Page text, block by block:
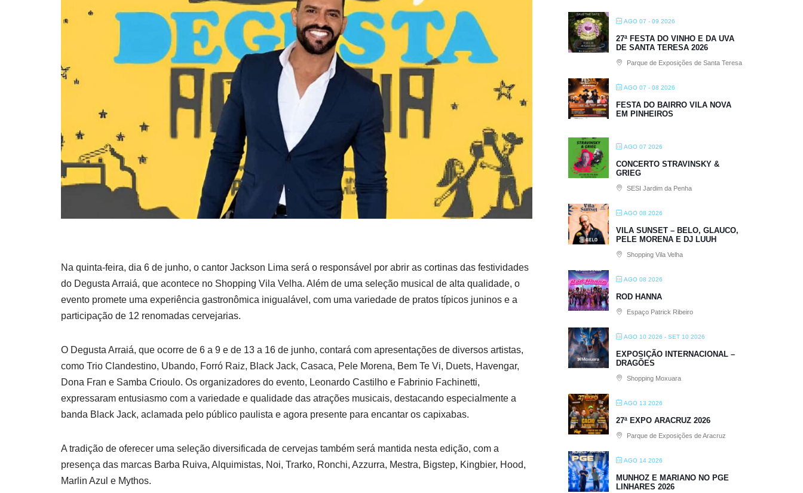
Na quinta-feira, dia 6 de junho, o cantor Jackson Lima será o responsável por abrir as cortinas das festividades
do Degusta Arraiá, que acontece no Shopping Vila Velha. Além de uma seleção musical de alta qualidade, o
evento promete uma experiência gastronômica inigualável, com uma variedade de pratos típicos juninos e a
participação de 12 renomadas cervejarias.
O Degusta Arraiá, que ocorre de 6 a 9 e de 13 a 16 de junho, contará com apresentações de diversos artistas,
como Trio Clandestino, Ubando, Forró Raiz, Black Jack, Casaca, Pele Morena, Bem Te Vi, Duets, Havengar,
Dona Fran e Samba Crioulo. Os organizadores do evento, Leonardo Castilho e Fabrinio Fachinetti,
expressaram entusiasmo com a variedade e qualidade das atrações musicais, destacando especialmente a
banda Black Jack, aclamada pelo público paulista e agora presente para encantar os capixabas.
A tradição de oferecer uma seleção diversificada de cervejas também será mantida nesta edição, com a
presença das marcas Barba Ruiva, Alquimistas, Noi, Trarko, Ronchi, Azzurra, Mestra, Bigstep, Kingbier, Hood,
Marlin Azul e Mythos.
AGO 07 - 09 2026
27ª FESTA DO VINHO E DA UVA
DE SANTA TERESA 2026
Parque de Exposições de Santa Teresa
AGO 07 - 08 2026
FESTA DO BAIRRO VILA NOVA
EM PINHEIROS
AGO 07 2026
CONCERTO STRAVINSKY &
GRIEG
SESI Jardim da Penha
AGO 08 2026
VILA SUNSET – BELO, GLAUCO,
PELE MORENA E DJ LUUH
Shopping Vila Velha
AGO 08 2026
ROD HANNA
Espaço Patrick Ribeiro
AGO 10 2026 - SET 10 2026
EXPOSIÇÃO INTERNACIONAL –
DRAGÕES
Shopping Moxuara
AGO 13 2026
27ª EXPO ARACRUZ 2026
Parque de Exposições de Aracruz
AGO 14 2026
MUNHOZ E MARIANO NO PGE
LINHARES 2026